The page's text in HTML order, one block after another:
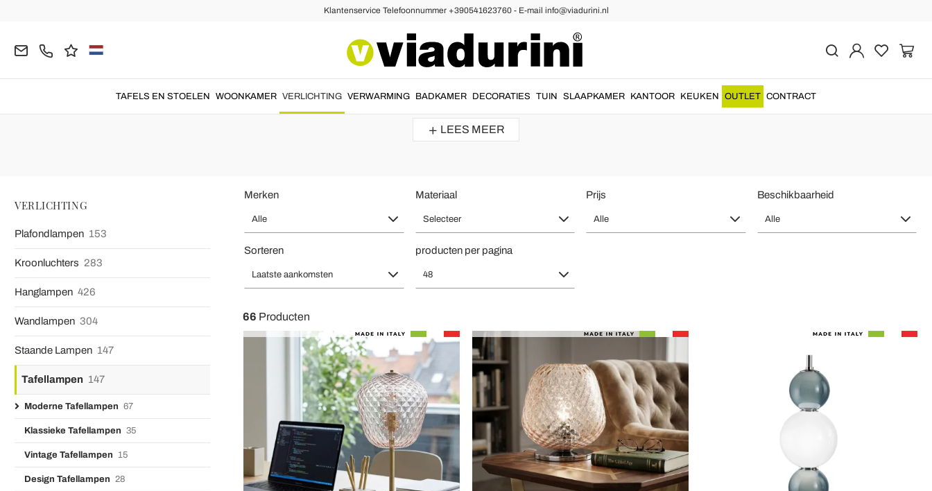
Klantenservice Telefoonnummer +390541623760 - E-mail info@viadurini.nl
TAFELS EN STOELEN WOONKAMER VERLICHTING VERWARMING BADKAMER DECORATIES TUIN SLAAPKAMER KANTOOR KEUKEN OUTLET CONTRACT
Tafellampen Modern - Italiaanse Luxe Stijl voor Woonkamer en Slaapkamer
voor bureau of nachtkastje voor een functioneel en
....
LEES MEER
VERLICHTING
Plafondlampen 153
Kroonluchters 283
Hanglampen 426
Wandlampen 304
Staande Lampen 147
Tafellampen 147
Moderne Tafellampen 67
Klassieke Tafellampen 35
Vintage Tafellampen 15
Design Tafellampen 28
Merken
Alle
Materiaal
Selecteer
Prijs
Alle
Beschikbaarheid
Alle
Sorteren
Laatste aankomsten
producten per pagina
48
66 Producten